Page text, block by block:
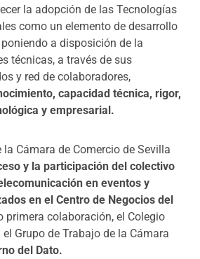
la adopción de las Tecnologías
como un elemento de desarrollo
a disposición de la
técnicas, a través de sus
y red de colaboradores,
capacidad técnica, rigor,
y empresarial.
la Cámara de Comercio de Sevilla
y la participación del colectivo
en eventos y
en el Centro de Negocios del
primera colaboración, el Colegio
Grupo de Trabajo de la Cámara
del Dato.